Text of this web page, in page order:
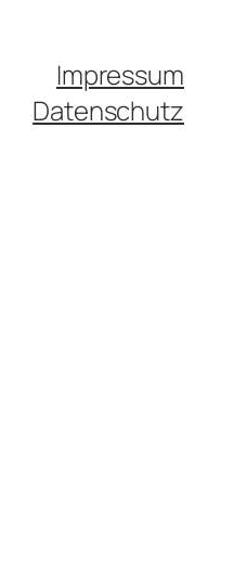
Impressum
Datenschutz